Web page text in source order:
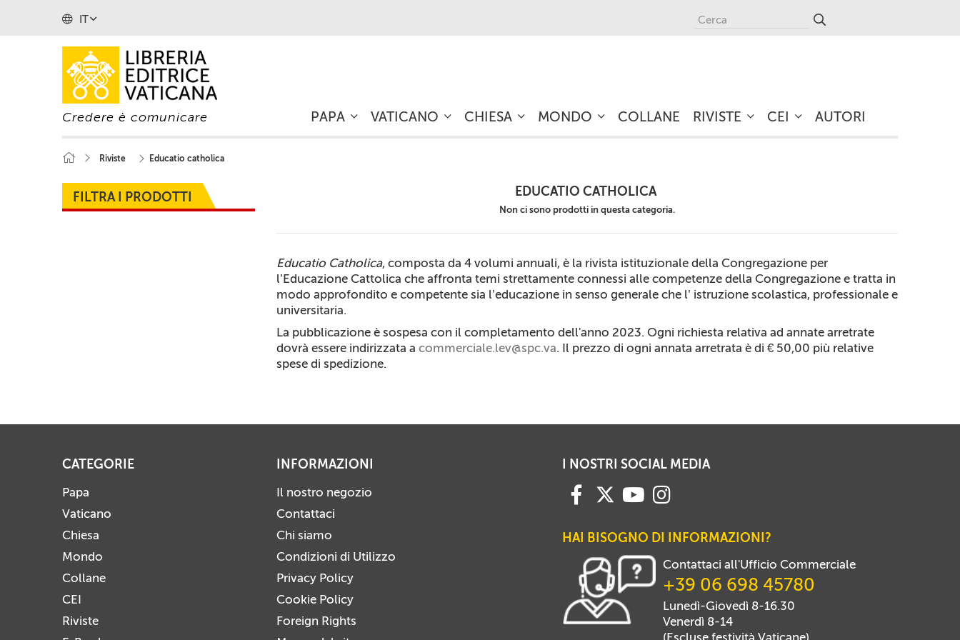
IT
Credere è comunicare PAPA VATICANO CHIESA MONDO COLLANE RIVISTE CEI AUTORI
Riviste Educatio catholica
FILTRA I PRODOTTI EDUCATIO CATHOLICA
Non ci sono prodotti in questa categoria.
Educatio Catholica, composta da 4 volumi annuali, è la rivista istituzionale della Congregazione per
l’Educazione Cattolica che affronta temi strettamente connessi alle competenze della Congregazione e tratta in
modo approfondito e competente sia l’educazione in senso generale che l’ istruzione scolastica, professionale e
universitaria.
La pubblicazione è sospesa con il completamento dell'anno 2023. Ogni richiesta relativa ad annate arretrate
dovrà essere indirizzata a commerciale.lev@spc.va. Il prezzo di ogni annata arretrata è di € 50,00 più relative
spese di spedizione.
CATEGORIE
Papa
Vaticano
Chiesa
Mondo
Collane
CEI
Riviste
INFORMAZIONI
Il nostro negozio
Contattaci
Chi siamo
Condizioni di Utilizzo
Privacy Policy
Cookie Policy
Foreign Rights
I NOSTRI SOCIAL MEDIA
HAI BISOGNO DI INFORMAZIONI?
Contattaci all'Ufficio Commerciale
+39 06 698 45780
Lunedì-Giovedì 8-16.30
Venerdì 8-14
(Escluse festività Vaticane)